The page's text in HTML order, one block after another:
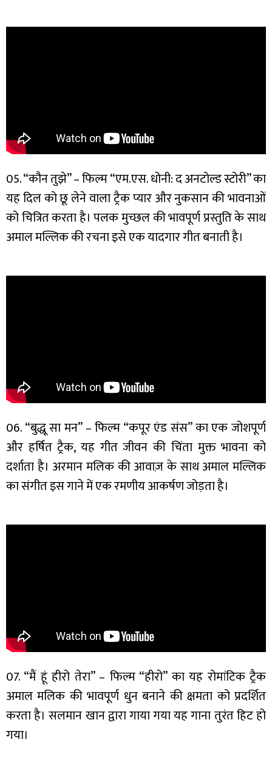
05. “कौन तुझे” – फिल्म “एम.एस. धोनी: द अनटोल्ड स्टोरी” का
यह दिल को छू लेने वाला ट्रैक प्यार और नुकसान की भावनाओं
को चित्रित करता है। पलक मुच्छल की भावपूर्ण प्रस्तुति के साथ
अमाल मल्लिक की रचना इसे एक यादगार गीत बनाती है।
06. “बुद्धू सा मन” – फिल्म “कपूर एंड संस” का एक जोशपूर्ण
और हर्षित ट्रैक, यह गीत जीवन की चिंता मुक्त भावना को
दर्शाता है। अरमान मलिक की आवाज़ के साथ अमाल मल्लिक
का संगीत इस गाने में एक रमणीय आकर्षण जोड़ता है।
07. “मैं हूं हीरो तेरा” – फिल्म “हीरो” का यह रोमांटिक ट्रैक
अमाल मलिक की भावपूर्ण धुन बनाने की क्षमता को प्रदर्शित
करता है। सलमान खान द्वारा गाया गया यह गाना तुरंत हिट हो
गया।